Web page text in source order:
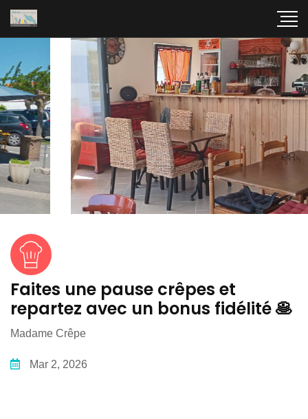
Faites une pause crêpes et
repartez avec un bonus fidélité 🥞
Madame Crêpe
Mar 2, 2026